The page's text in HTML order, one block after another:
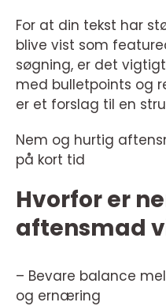
For at din tekst har
blive vist som
søgning, er det
med bulletpoints og
er et forslag til en
Nem og hurtig
på kort tid
Hvorfor er
aftensmad
– Bevare balance
og ernæring